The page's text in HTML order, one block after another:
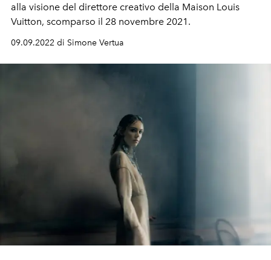
alla visione del direttore creativo della Maison Louis
Vuitton, scomparso il 28 novembre 2021.
09.09.2022 di Simone Vertua